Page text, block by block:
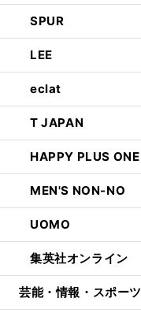
SPUR
LEE
eclat
T JAPAN
HAPPY PLUS ONE
MEN'S NON-NO
UOMO
集英社オンライン
芸能・情報・スポーツ